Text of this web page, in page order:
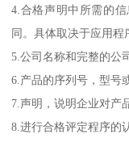
4.合格声明中所需的
同。具体取决于应用程
5.公司名称和完整的公
6.产品的序列号，型号
7.声明，说明企业对产
8.进行合格评定程序的